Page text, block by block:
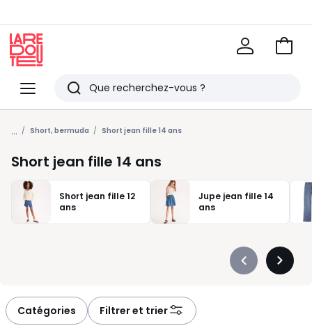
Menu
Redoute
Rechercher
Derniers
articles
vus
Voir
... Short, bermuda Short jean fille 14 ans
Short jean fille 14 ans
Short jean fille 12
ans
Jupe jean fille 14
ans
Précédent
Catégories Filtrer et trier